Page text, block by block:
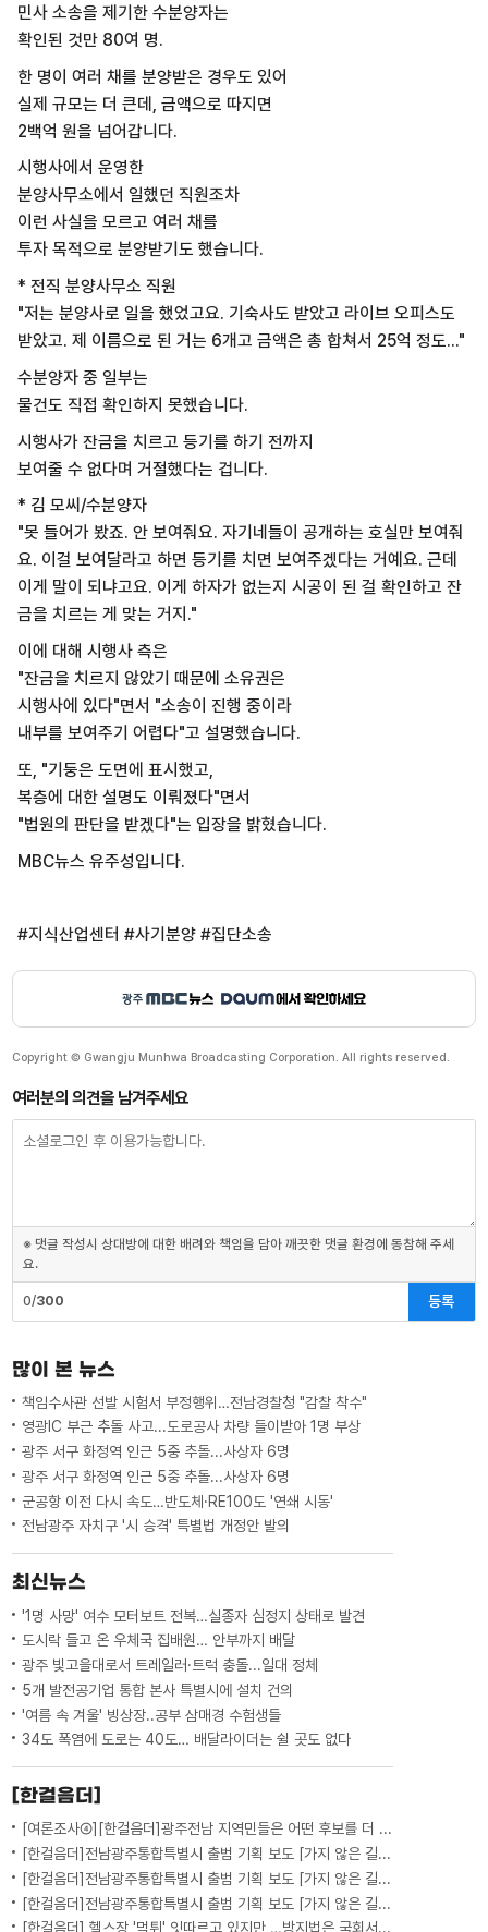
민사 소송을 제기한 수분양자는
확인된 것만 80여 명.
한 명이 여러 채를 분양받은 경우도 있어
실제 규모는 더 큰데, 금액으로 따지면
2백억 원을 넘어갑니다.
시행사에서 운영한
분양사무소에서 일했던 직원조차
이런 사실을 모르고 여러 채를
투자 목적으로 분양받기도 했습니다.
* 전직 분양사무소 직원
"저는 분양사로 일을 했었고요. 기숙사도 받았고 라이브 오피스도
받았고. 제 이름으로 된 거는 6개고 금액은 총 합쳐서 25억 정도..."
수분양자 중 일부는
물건도 직접 확인하지 못했습니다.
시행사가 잔금을 치르고 등기를 하기 전까지
보여줄 수 없다며 거절했다는 겁니다.
* 김 모씨/수분양자
"못 들어가 봤죠. 안 보여줘요. 자기네들이 공개하는 호실만 보여줘
요. 이걸 보여달라고 하면 등기를 치면 보여주겠다는 거예요. 근데
이게 말이 되냐고요. 이게 하자가 없는지 시공이 된 걸 확인하고 잔
금을 치르는 게 맞는 거지."
이에 대해 시행사 측은
"잔금을 치르지 않았기 때문에 소유권은
시행사에 있다"면서 "소송이 진행 중이라
내부를 보여주기 어렵다"고 설명했습니다.
또, "기둥은 도면에 표시했고,
복층에 대한 설명도 이뤄졌다"면서
"법원의 판단을 받겠다"는 입장을 밝혔습니다.
MBC뉴스 유주성입니다.
#지식산업센터 #사기분양 #집단소송
Copyright © Gwangju Munhwa Broadcasting Corporation. All rights reserved.
여러분의 의견을 남겨주세요
※ 댓글 작성시 상대방에 대한 배려와 책임을 담아 깨끗한 댓글 환경에 동참해 주세
요.
0/300 등록
많이 본 뉴스
책임수사관 선발 시험서 부정행위…전남경찰청 "감찰 착수"
영광IC 부근 추돌 사고...도로공사 차량 들이받아 1명 부상
광주 서구 화정역 인근 5중 추돌...사상자 6명
광주 서구 화정역 인근 5중 추돌...사상자 6명
군공항 이전 다시 속도…반도체·RE100도 '연쇄 시동'
전남광주 자치구 '시 승격' 특별법 개정안 발의
최신뉴스
'1명 사망' 여수 모터보트 전복…실종자 심정지 상태로 발견
도시락 들고 온 우체국 집배원… 안부까지 배달
광주 빛고을대로서 트레일러·트럭 충돌...일대 정체
5개 발전공기업 통합 본사 특별시에 설치 건의
'여름 속 겨울' 빙상장..공부 삼매경 수험생들
34도 폭염에 도로는 40도… 배달라이더는 쉴 곳도 없다
[한걸음더]
[여론조사④][한걸음더]광주전남 지역민들은 어떤 후보를 더 선호할까.. 변수는?
[한걸음더]전남광주통합특별시 출범 기획 보도 [가지 않은 길] 5편 프랑스 헌법에 새긴 '지방 분권'..전남광주 통합 성공 조건은?
[한걸음더]전남광주통합특별시 출범 기획 보도 [가지 않은 길] 4편 프랑스 지역 통합 10년 성적표
[한걸음더]전남광주통합특별시 출범 기획 보도 [가지 않은 길] 3편 프랑스 통합 10년 지났지만..."우린 여전히 알자스인"
[한걸음더] 헬스장 '먹튀' 잇따르고 있지만 …방지법은 국회서 낮잠